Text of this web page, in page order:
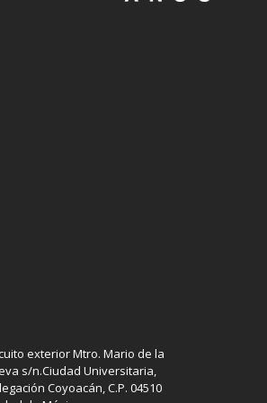
exterior Mtro. Mario de la
s/n.Ciudad Universitaria,
Coyoacán, C.P. 04510